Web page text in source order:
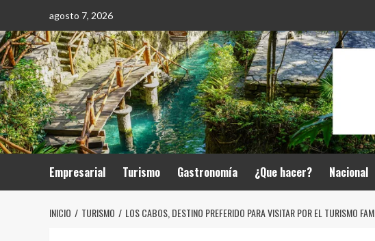
contenido
agosto 7, 2026
Empresarial Turismo Gastronomía ¿Que hacer? Nacional
INICIO TURISMO LOS CABOS, DESTINO PREFERIDO PARA VISITAR POR EL TURISMO